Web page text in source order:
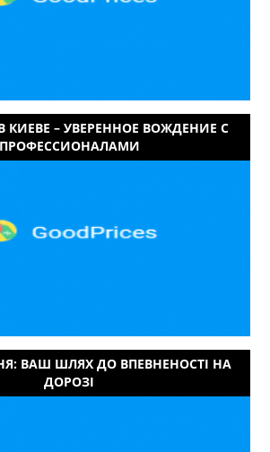
– УВЕРЕННОЕ ВОЖДЕНИЕ С
ПРОФЕССИОНАЛАМИ
ВАШ ШЛЯХ ДО ВПЕВНЕНОСТІ НА
ДОРОЗІ